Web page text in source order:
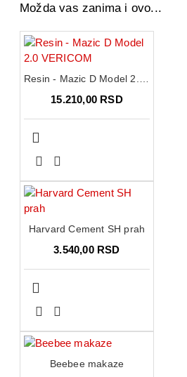
Možda vas zanima i ovo...
15.210,00 RSD
Harvard Cement SH prah
3.540,00 RSD
Beebee makaze